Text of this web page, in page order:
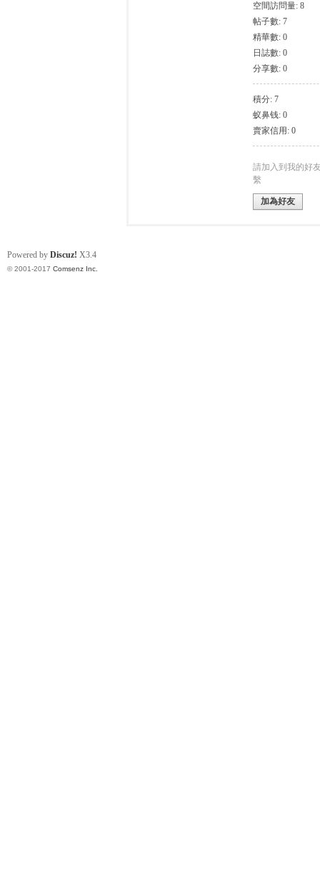
空間訪問量: 8
帖子數: 7
精華數: 0
日誌數: 0
分享數: 0
積分: 7
蚁鼻钱: 0
賣家信用: 0
請加入到我的好
繫
加為好友
Powered by Discuz! X3.4
© 2001-2017 Comsenz Inc.